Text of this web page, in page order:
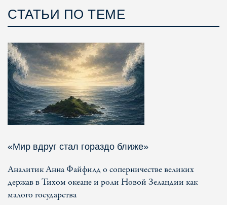
СТАТЬИ ПО ТЕМЕ
«Мир вдруг стал гораздо ближе»
Аналитик Анна Файфилд о соперничестве великих
держав в Тихом океане и роли Новой Зеландии как
малого государства